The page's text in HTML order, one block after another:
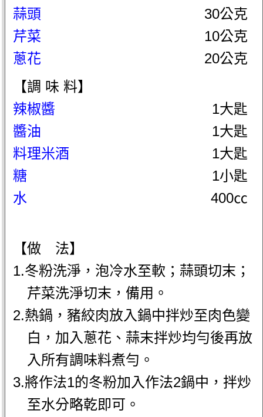
蒜頭
30公克
芹菜
10公克
蔥花
20公克
【調 味 料】
辣椒醬
1大匙
醬油
1大匙
料理米酒
1大匙
糖
1小匙
水
400㏄
【做 法】
1.冬粉洗淨，泡冷水至軟；蒜頭切末；
芹菜洗淨切末，備用。
2.熱鍋，豬絞肉放入鍋中拌炒至肉色變
白，加入蔥花、蒜末拌炒均勻後再放
入所有調味料煮勻。
3.將作法1的冬粉加入作法2鍋中，拌炒
至水分略乾即可。